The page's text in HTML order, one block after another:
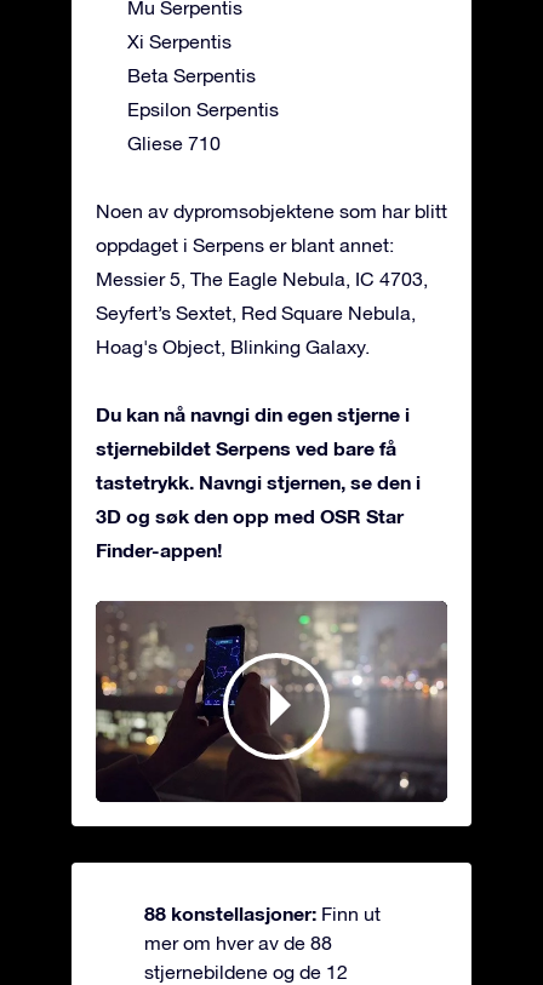
Mu Serpentis
Xi Serpentis
Beta Serpentis
Epsilon Serpentis
Gliese 710
Noen av dypromsobjektene som har blitt
oppdaget i Serpens er blant annet:
Messier 5, The Eagle Nebula, IC 4703,
Seyfert’s Sextet, Red Square Nebula,
Hoag's Object, Blinking Galaxy.
Du kan nå navngi din egen stjerne i
stjernebildet Serpens ved bare få
tastetrykk. Navngi stjernen, se den i
3D og søk den opp med OSR Star
Finder-appen!
88 konstellasjoner: Finn ut
mer om hver av de 88
stjernebildene og de 12